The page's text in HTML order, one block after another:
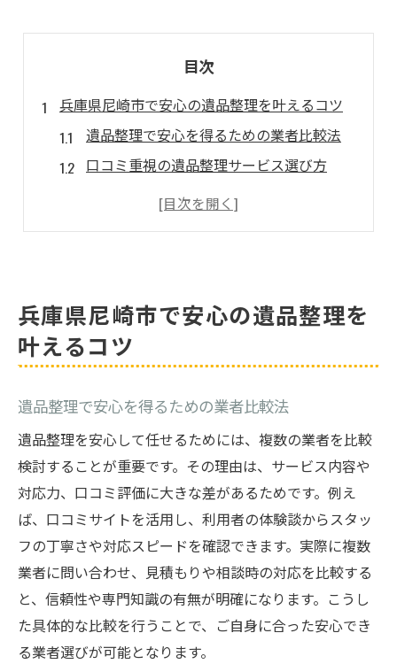
目次
兵庫県尼崎市で安心の遺品整理を叶えるコツ
遺品整理で安心を得るための業者比較法
口コミ重視の遺品整理サービス選び方
遺品整理の費用相場と見積もりの注意点
口コミから読み解く遺品整理サービスの実態
口コミで分かる遺品整理のスタッフ対応
遺品整理尼崎市の口コミ内容を徹底分析
兵庫で選ばれる遺品整理業者の特徴とは
口コミ比較で見える遺品整理の注意点
遺品整理の失敗談から学ぶ対策ポイント
信頼できる遺品整理はどう選ぶべきか
遺品整理が信頼できる業者選びの基準
口コミで高評価の遺品整理業者の条件
遺品整理を選ぶ際のサービスチェック法
兵庫の遺品整理業者を選ぶポイント解説
兵庫県尼崎市で安心の遺品整理を
叶えるコツ
遺品整理で安心を得るための業者比較法
遺品整理を安心して任せるためには、複数の業者を比較
検討することが重要です。その理由は、サービス内容や
対応力、口コミ評価に大きな差があるためです。例え
ば、口コミサイトを活用し、利用者の体験談からスタッ
フの丁寧さや対応スピードを確認できます。実際に複数
業者に問い合わせ、見積もりや相談時の対応を比較する
と、信頼性や専門知識の有無が明確になります。こうし
た具体的な比較を行うことで、ご自身に合った安心でき
る業者選びが可能となります。